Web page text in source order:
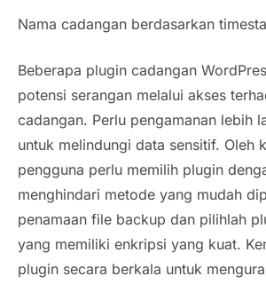
Nama cadangan berdasarkan
Beberapa plugin cadangan
potensi serangan melalui akses
cadangan. Perlu pengamanan lebih
untuk melindungi data sensitif. Oleh
pengguna perlu memilih plugin
menghindari metode yang mudah
penamaan file backup dan pilihlah
yang memiliki enkripsi yang kuat.
plugin secara berkala untuk